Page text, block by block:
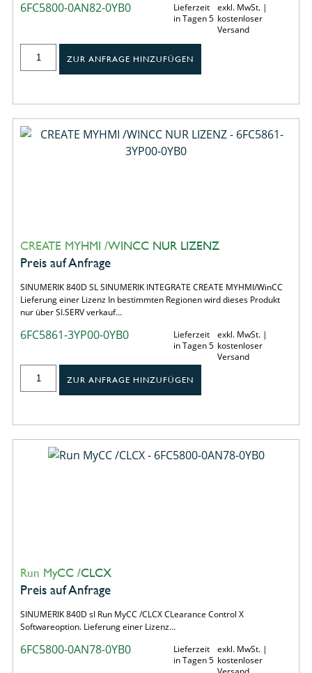
6FC5800-0AN82-0YB0
Lieferzeit
in Tagen 5
exkl. MwSt. |
kostenloser
Versand
ZUR ANFRAGE HINZUFÜGEN
CREATE MYHMI /WINCC NUR LIZENZ
Preis auf Anfrage
SINUMERIK 840D SL SINUMERIK INTEGRATE CREATE MYHMI/WinCC
Lieferung einer Lizenz In bestimmten Regionen wird dieses Produkt
nur über SI.SERV verkauf…
6FC5861-3YP00-0YB0
Lieferzeit
in Tagen 5
exkl. MwSt. |
kostenloser
Versand
ZUR ANFRAGE HINZUFÜGEN
Run MyCC /CLCX
Preis auf Anfrage
SINUMERIK 840D sl Run MyCC /CLCX CLearance Control X
Softwareoption. Lieferung einer Lizenz…
6FC5800-0AN78-0YB0
Lieferzeit
in Tagen 5
exkl. MwSt. |
kostenloser